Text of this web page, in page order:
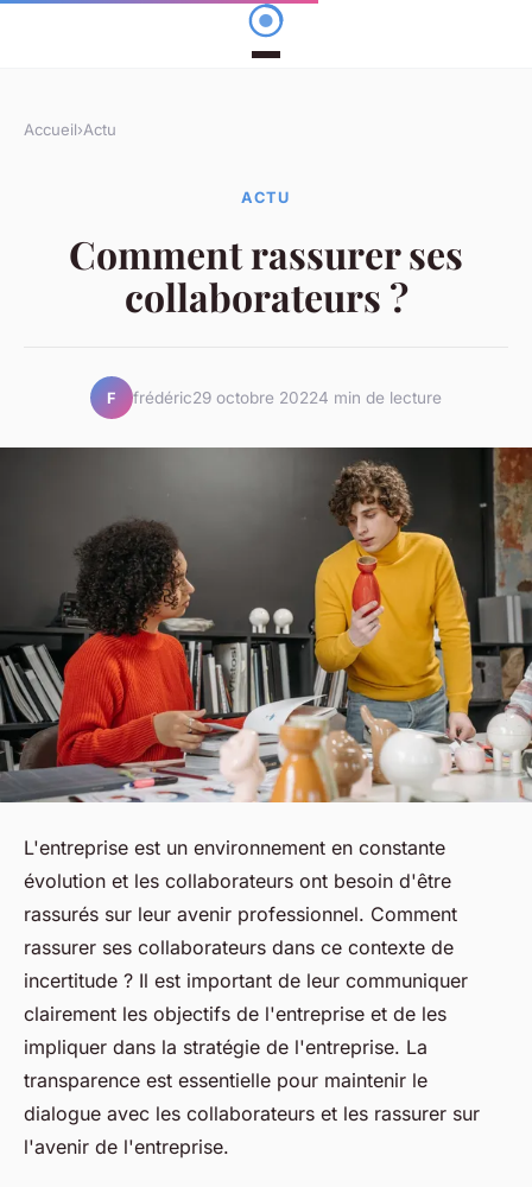
Accueil›Actu
ACTU
Comment rassurer ses
collaborateurs ?
F frédéric29 octobre 20224 min de lecture
L'entreprise est un environnement en constante
évolution et les collaborateurs ont besoin d'être
rassurés sur leur avenir professionnel. Comment
rassurer ses collaborateurs dans ce contexte de
incertitude ? Il est important de leur communiquer
clairement les objectifs de l'entreprise et de les
impliquer dans la stratégie de l'entreprise. La
transparence est essentielle pour maintenir le
dialogue avec les collaborateurs et les rassurer sur
l'avenir de l'entreprise.